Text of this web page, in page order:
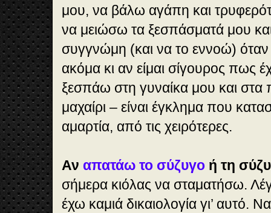
μου, να βάλω αγάπη και
να μειώσω τα ξεσπάσματά μου
συγγνώμη (και να το εννοώ)
ακόμα κι αν είμαι σίγουρος πως
ξεσπάω στη γυναίκα μου και στα
μαχαίρι – είναι έγκλημα που
αμαρτία, από τις χειρότερες.
Αν απατάω το σύζυγο ή τη
σήμερα κιόλας να σταματήσω.
έχω καμιά δικαιολογία γι’ αυτό.